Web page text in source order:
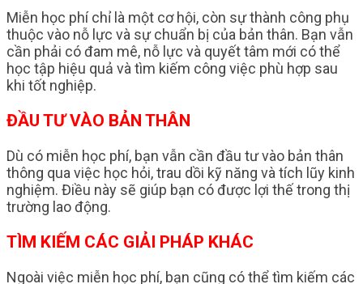
Miễn học phí chỉ là một cơ hội, còn sự thành công phụ
thuộc vào nỗ lực và sự chuẩn bị của bản thân. Bạn vẫn
cần phải có đam mê, nỗ lực và quyết tâm mới có thể
học tập hiệu quả và tìm kiếm công việc phù hợp sau
khi tốt nghiệp.
ĐẦU TƯ VÀO BẢN THÂN
Dù có miễn học phí, bạn vẫn cần đầu tư vào bản thân
thông qua việc học hỏi, trau dồi kỹ năng và tích lũy kinh
nghiệm. Điều này sẽ giúp bạn có được lợi thế trong thị
trường lao động.
TÌM KIẾM CÁC GIẢI PHÁP KHÁC
Ngoài việc miễn học phí, bạn cũng có thể tìm kiếm các